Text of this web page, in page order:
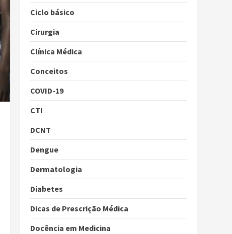
Ciclo básico
Cirurgia
Clínica Médica
Conceitos
COVID-19
CTI
DCNT
Dengue
Dermatologia
Diabetes
Dicas de Prescrição Médica
Docência em Medicina